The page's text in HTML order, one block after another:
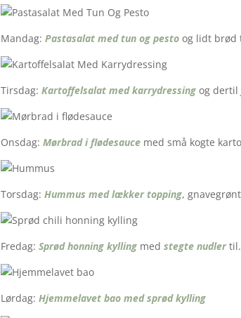
Mandag: Pastasalat med tun og pesto og lidt brød
Tirsdag: Kartoffelsalat med karrydressing og dertil
Onsdag: Mørbrad i flødesauce med små kogte
Torsdag: Hummus med lækker topping,
Fredag: Sprød honning kylling med stegte nudlertil.
Lørdag: Hjemmelavet bao med sprød kylling